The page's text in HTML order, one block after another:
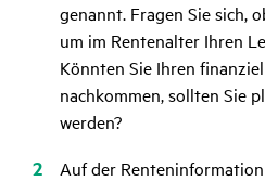
genannt. Fragen Sie sich,
um im Rentenalter Ihren
Könnten Sie Ihren
nachkommen, sollten Sie
werden?
Auf der